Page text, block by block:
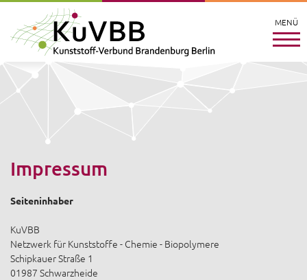
MENÜ
Impressum
Seiteninhaber
KuVBB
Netzwerk für Kunststoffe - Chemie - Biopolymere
Schipkauer Straße 1
01987 Schwarzheide